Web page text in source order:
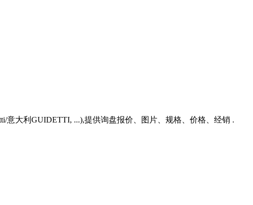
意大利GUIDETTI, ...),提供询盘报价、图片、规格、价格、经销 .